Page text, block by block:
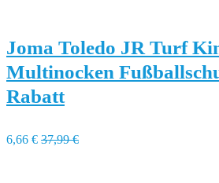
Joma Toledo JR Turf
Multinocken
Rabatt
6,66 € 37,99 €